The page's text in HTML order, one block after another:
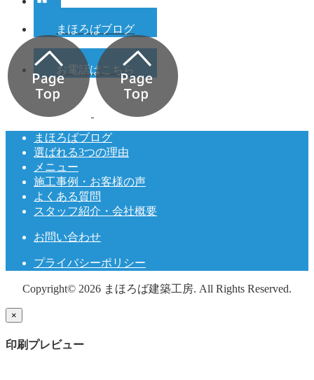
まほろばブログ
お電話はこちら
まほろばブログ
選ばれる3つの理由
メニュー
施工事例・お客様の声
よくある質問
スタッフ紹介・会社概要
お問い合わせ
プライバシーポリシー
Copyright© 2026 まほろば建築工房. All Rights Reserved.
×
印刷プレビュー